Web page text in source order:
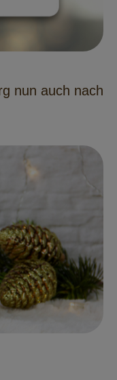
nun auch nach